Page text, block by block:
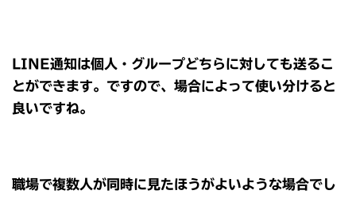
LINE通知は個人・グループどちらに対しても送るこ
とができます。ですので、場合によって使い分けると
良いですね。
職場で複数人が同時に見たほうがよいような場合でし